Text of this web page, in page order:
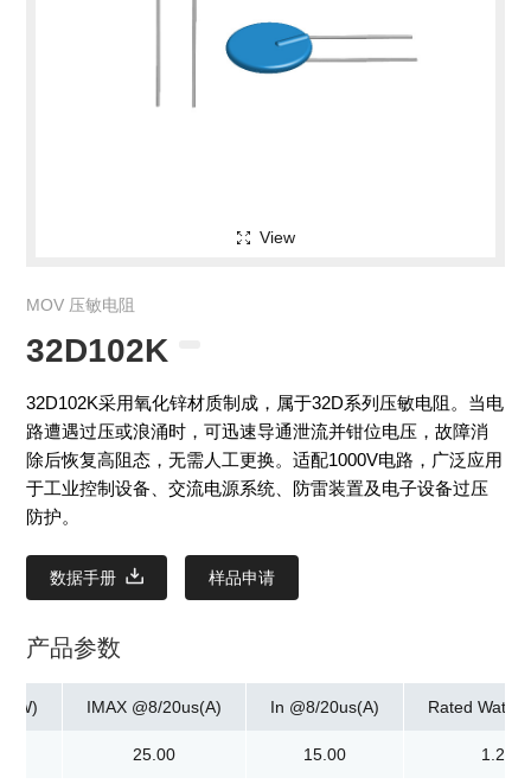
View
MOV 压敏电阻
32D102K
32D102K采用氧化锌材质制成，属于32D系列压敏电阻。当电
路遭遇过压或浪涌时，可迅速导通泄流并钳位电压，故障消
除后恢复高阻态，无需人工更换。适配1000V电路，广泛应用
于工业控制设备、交流电源系统、防雷装置及电子设备过压
防护。
数据手册 样品申请
产品参数
IMAX @8/20us(A)
25.00
In @8/20us(A)
15.00
Rated
1.20